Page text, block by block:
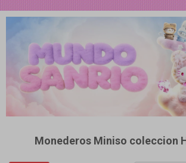
Monederos Miniso coleccion